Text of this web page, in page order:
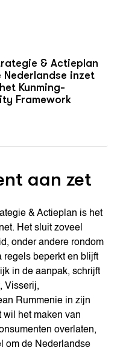
& Actieplan
Nederlandse inzet
Kunming-
Framework
aan zet
& Actieplan is het
Het sluit zoveel
onder andere rondom
regels beperkt en blijft
in de aanpak, schrijft
Visserij,
Rummenie in zijn
het maken van
overlaten,
om de Nederlandse